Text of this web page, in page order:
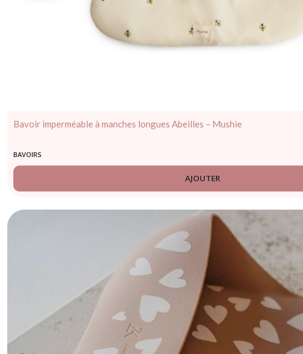
Bavoir imperméable à manches longues Abeilles – Mushie
BAVOIRS
AJOUTER